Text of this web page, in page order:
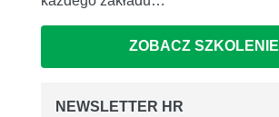
ZOBACZ SZKOLENIE
NEWSLETTER HR